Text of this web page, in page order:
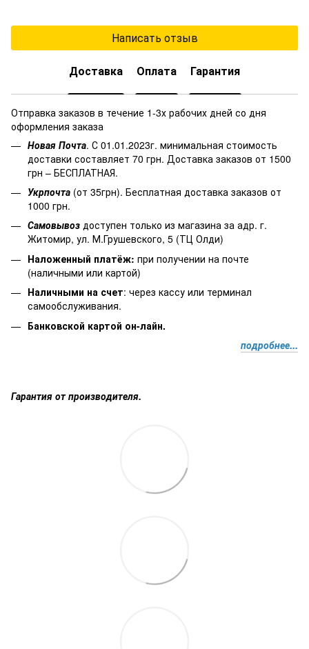
Написать отзыв
Доставка Оплата Гарантия
Отправка заказов в течение 1-3х рабочих дней со дня
оформления заказа
Новая Почта. С 01.01.2023г. минимальная стоимость
доставки составляет 70 грн. Доставка заказов от 1500
грн – БЕСПЛАТНАЯ.
Укрпочта (от 35грн). Бесплатная доставка заказов от
1000 грн.
Самовывоз доступен только из магазина за адр. г.
Житомир, ул. М.Грушевского, 5 (ТЦ Олди)
Наложенный платёж: при получении на почте
(наличными или картой)
Наличными на счет: через кассу или терминал
самообслуживания.
Банковской картой он-лайн.
подробнее...
Гарантия от производителя.